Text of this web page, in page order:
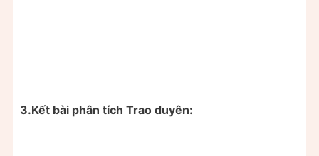
3.Kết bài phân tích Trao duyên: